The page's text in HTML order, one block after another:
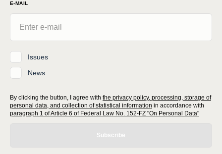
E-MAIL
Issues
News
By clicking the button, I agree with the privacy policy, processing, storage of
personal data, and collection of statistical information in accordance with
paragraph 1 of Article 6 of Federal Law No. 152-FZ "On Personal Data"
Subscribe